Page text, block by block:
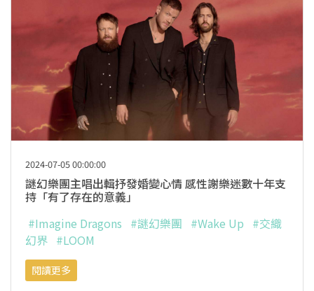
2024-07-05 00:00:00
謎幻樂團主唱出輯抒發婚變心情 感性謝樂迷數十年支
持「有了存在的意義」
#Imagine Dragons #謎幻樂團 #Wake Up #交織
幻界 #LOOM
閱讀更多